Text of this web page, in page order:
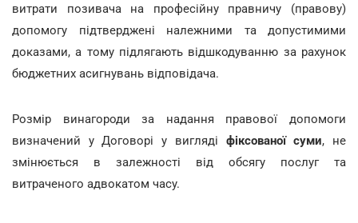
витрати позивача на професійну правничу (правову)
допомогу підтверджені належними та допустимими
доказами, а тому підлягають відшкодуванню за рахунок
бюджетних асигнувань відповідача.
Розмір винагороди за надання правової допомоги
визначений у Договорі у вигляді фіксованої суми, не
змінюється в залежності від обсягу послуг та
витраченого адвокатом часу.